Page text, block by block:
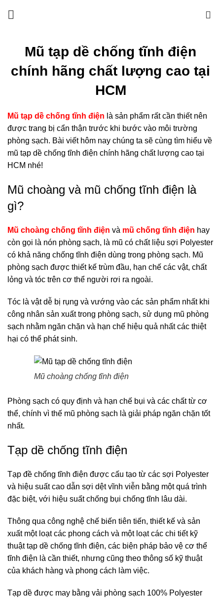
Mũ tạp dề chống tĩnh điện
chính hãng chất lượng cao tại
HCM
Mũ tạp dề chống tĩnh điện là sản phẩm rất cần thiết nên
được trang bị cẩn thận trước khi bước vào môi trường
phòng sạch. Bài viết hôm nay chúng ta sẽ cùng tìm hiểu về
mũ tạp dề chống tĩnh điện chính hãng chất lượng cao tại
HCM nhé!
Mũ choàng và mũ chống tĩnh điện là
gì?
Mũ choàng chống tĩnh điện và mũ chống tĩnh điện hay
còn gọi là nón phòng sạch, là mũ có chất liệu sợi Polyester
có khả năng chống tĩnh điện dùng trong phòng sạch. Mũ
phòng sạch được thiết kế trùm đầu, hạn chế các vật, chất
lỏng và tóc trên cơ thể người rơi ra ngoài.
Tóc là vật dễ bị rụng và vướng vào các sản phẩm nhất khi
công nhân sản xuất trong phòng sạch, sử dụng mũ phòng
sạch nhằm ngăn chặn và hạn chế hiệu quả nhất các thiệt
hại có thể phát sinh.
Mũ choàng chống tĩnh điện
Phòng sạch có quy định và hạn chế bụi và các chất từ cơ
thể, chính vì thế mũ phòng sạch là giải pháp ngăn chặn tốt
nhất.
Tạp dề chống tĩnh điện
Tạp đề chống tĩnh điện được cấu tạo từ các sợi Polyester
và hiệu suất cao dẫn sợi dệt vĩnh viễn bằng một quá trình
đặc biệt, với hiệu suất chống bụi chống tĩnh lâu dài.
Thông qua công nghệ chế biến tiên tiến, thiết kế và sản
xuất một loạt các phong cách và một loạt các chi tiết kỹ
thuật tạp dề chống tĩnh điện, các biện pháp bảo vệ cơ thể
tĩnh điện là cần thiết, nhưng cũng theo thông số kỹ thuật
của khách hàng và phong cách làm việc.
Tạp dề được may bằng vải phòng sạch 100% Polyester